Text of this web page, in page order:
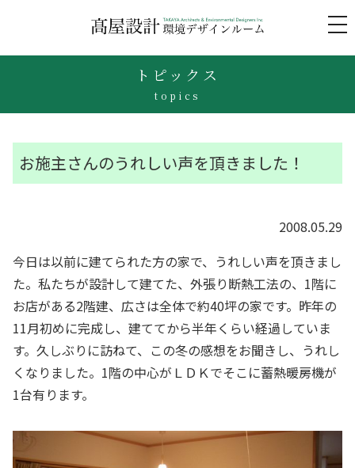
トピックス
topics
お施主さんのうれしい声を頂きました！
2008.05.29
今日は以前に建てられた方の家で、うれしい声を頂きまし
た。私たちが設計して建てた、外張り断熱工法の、1階に
お店がある2階建、広さは全体で約40坪の家です。昨年の
11月初めに完成し、建ててから半年くらい経過していま
す。久しぶりに訪ねて、この冬の感想をお聞きし、うれし
くなりました。1階の中心がＬＤＫでそこに蓄熱暖房機が
1台有ります。